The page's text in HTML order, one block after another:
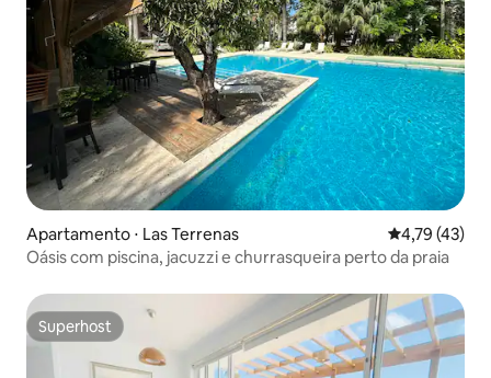
Apartamento ⋅ Las Terrenas 4,79 de uma
4,79 (43)
Oásis com piscina, jacuzzi e churrasqueira perto da praia
Superhost
Superhost